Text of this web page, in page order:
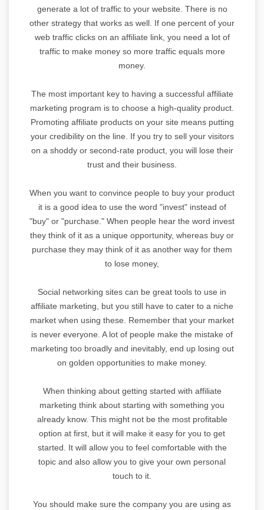
generate a lot of traffic to your website. There is no
other strategy that works as well. If one percent of your
web traffic clicks on an affiliate link, you need a lot of
traffic to make money so more traffic equals more
money.
The most important key to having a successful affiliate
marketing program is to choose a high-quality product.
Promoting affiliate products on your site means putting
your credibility on the line. If you try to sell your visitors
on a shoddy or second-rate product, you will lose their
trust and their business.
When you want to convince people to buy your product
it is a good idea to use the word "invest" instead of
"buy" or "purchase." When people hear the word invest
they think of it as a unique opportunity, whereas buy or
purchase they may think of it as another way for them
to lose money,
Social networking sites can be great tools to use in
affiliate marketing, but you still have to cater to a niche
market when using these. Remember that your market
is never everyone. A lot of people make the mistake of
marketing too broadly and inevitably, end up losing out
on golden opportunities to make money.
When thinking about getting started with affiliate
marketing think about starting with something you
already know. This might not be the most profitable
option at first, but it will make it easy for you to get
started. It will allow you to feel comfortable with the
topic and also allow you to give your own personal
touch to it.
You should make sure the company you are using as